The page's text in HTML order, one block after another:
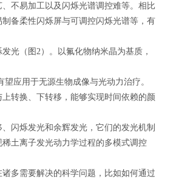
不易加工以及闪烁光谱调控难等。相比
备柔性闪烁屏与可调控闪烁光谱等，有
（图2）。以氟化物纳米晶为基质，
应用于无源生物成像与光动力治疗。
转换、下转移，能够实现时间依赖的颜
闪烁发光和余辉发光，它们的发光机制
土离子发光动力学过程的多模式调控
多需要解决的科学问题，比如如何通过